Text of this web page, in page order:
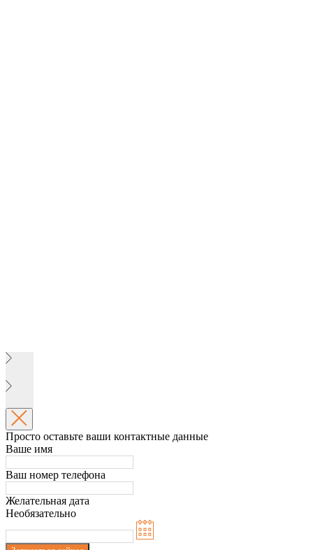
Просто оставьте ваши контактные данные
Ваше имя
Ваш номер телефона
Желательная дата
Необязательно